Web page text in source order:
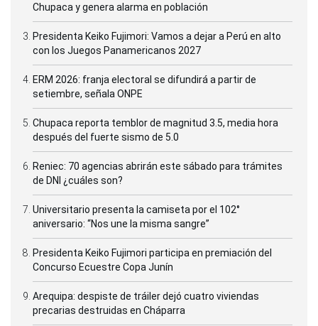
Chupaca y genera alarma en población
Presidenta Keiko Fujimori: Vamos a dejar a Perú en alto
con los Juegos Panamericanos 2027
ERM 2026: franja electoral se difundirá a partir de
setiembre, señala ONPE
Chupaca reporta temblor de magnitud 3.5, media hora
después del fuerte sismo de 5.0
Reniec: 70 agencias abrirán este sábado para trámites
de DNI ¿cuáles son?
Universitario presenta la camiseta por el 102°
aniversario: “Nos une la misma sangre”
Presidenta Keiko Fujimori participa en premiación del
Concurso Ecuestre Copa Junín
Arequipa: despiste de tráiler dejó cuatro viviendas
precarias destruidas en Cháparra